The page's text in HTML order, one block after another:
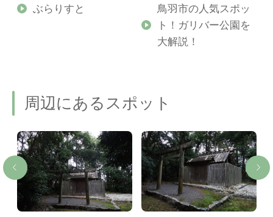
ぶらりすと
鳥羽市の人気スポッ
ト！ガリバー公園を
大解説！
周辺にあるスポット